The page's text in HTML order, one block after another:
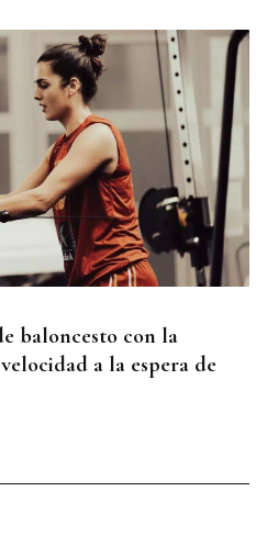
baloncesto con la
a la espera de